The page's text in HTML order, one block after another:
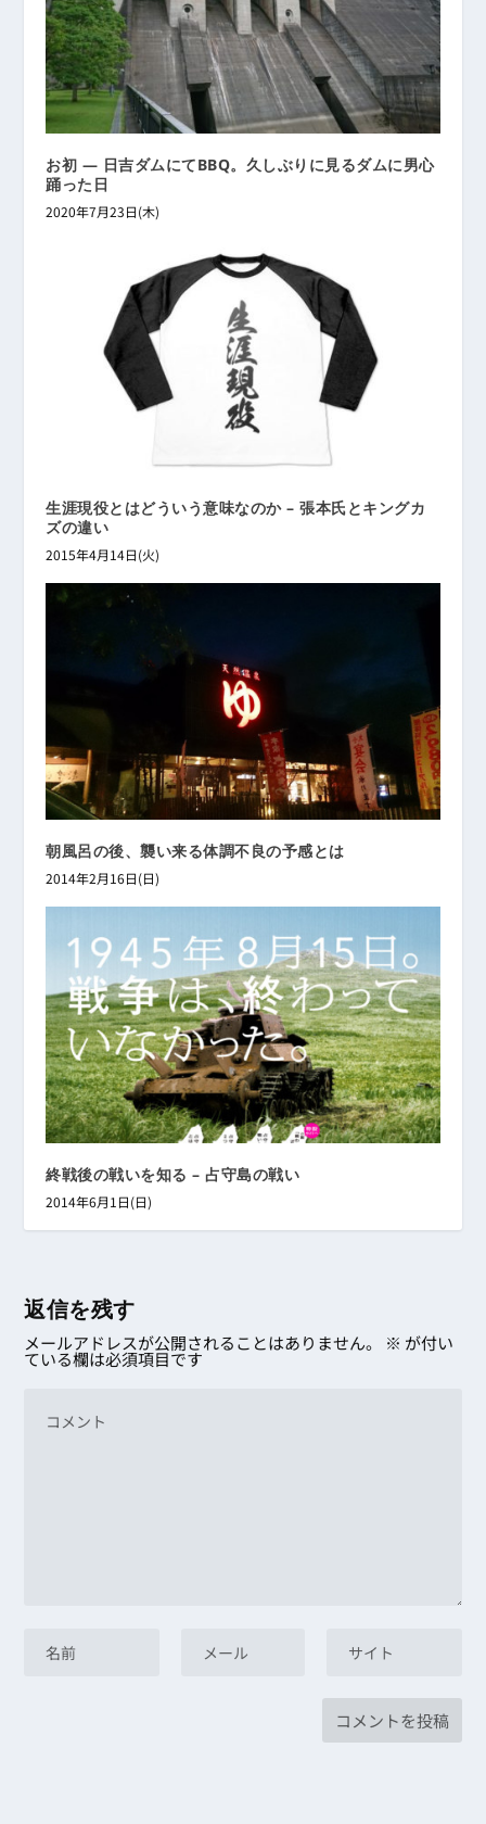
お初 ― 日吉ダムにてBBQ。久しぶりに見るダムに男心
踊った日
2020年7月23日(木)
生涯現役とはどういう意味なのか – 張本氏とキングカ
ズの違い
2015年4月14日(火)
朝風呂の後、襲い来る体調不良の予感とは
2014年2月16日(日)
終戦後の戦いを知る – 占守島の戦い
2014年6月1日(日)
返信を残す
メールアドレスが公開されることはありません。 ※ が付い
ている欄は必須項目です